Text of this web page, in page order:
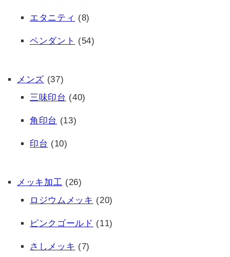
エタニティ (8)
ペンダント (54)
メンズ (37)
三味印台 (40)
角印台 (13)
印台 (10)
メッキ加工 (26)
ロジウムメッキ (20)
ピンクゴールド (11)
さしメッキ (7)